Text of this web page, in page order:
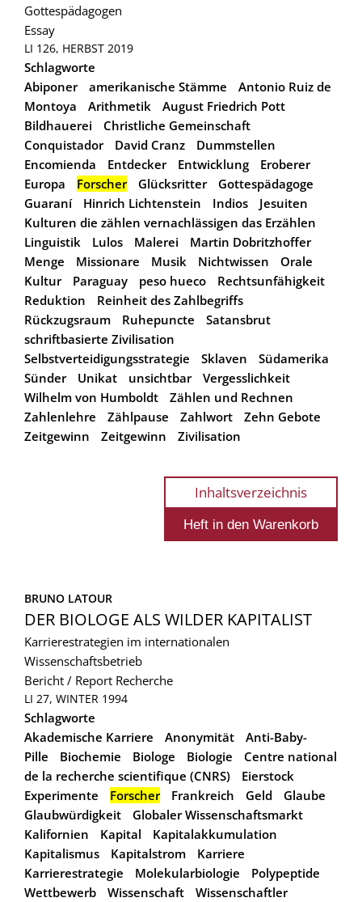
Gottespädagogen
Essay
LI 126, HERBST 2019
Schlagworte
Abiponer
amerikanische Stämme
Antonio Ruiz de
Montoya
Arithmetik
August Friedrich Pott
Bildhauerei
Christliche Gemeinschaft
Conquistador
David Cranz
Dummstellen
Encomienda
Entdecker Entwicklung
Eroberer
Europa
Forscher Glücksritter
Gottespädagoge
Guaraní
Hinrich Lichtenstein Indios
Jesuiten
Kulturen die zählen vernachlässigen das Erzählen
Linguistik
Lulos Malerei
Martin Dobritzhoffer
Menge
Missionare Musik Nichtwissen
Orale
Kultur
Paraguay peso hueco
Rechtsunfähigkeit
Reduktion
Reinheit des Zahlbegriffs
Rückzugsraum
Ruhepuncte
Satansbrut
schriftbasierte Zivilisation
Selbstverteidigungsstrategie
Sklaven
Südamerika
Sünder
Unikat unsichtbar
Vergesslichkeit
Wilhelm von Humboldt
Zählen und Rechnen
Zahlenlehre
Zählpause Zahlwort
Zehn Gebote
Zeitgewinn
Zeitgewinn Zivilisation
Inhaltsverzeichnis
BRUNO LATOUR
DER BIOLOGE ALS WILDER KAPITALIST
Karrierestrategien im internationalen
Wissenschaftsbetrieb
Bericht / Report Recherche
LI 27, WINTER 1994
Schlagworte
Akademische Karriere
Anonymität
Anti-Baby-
Pille
Biochemie Biologe Biologie
Centre national
de la recherche scientifique (CNRS)
Eierstock
Experimente
Forscher Frankreich Geld
Glaube
Glaubwürdigkeit
Globaler Wissenschaftsmarkt
Kalifornien
Kapital
Kapitalakkumulation
Kapitalismus
Kapitalstrom
Karriere
Karrierestrategie
Molekularbiologie
Polypeptide
Wettbewerb
Wissenschaft
Wissenschaftler